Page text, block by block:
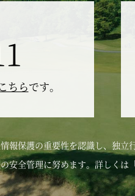
こちらです。
報保護の重要性を認識し、独
安全管理に努めます。詳しくは